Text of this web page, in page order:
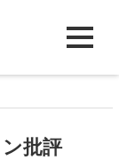
批評